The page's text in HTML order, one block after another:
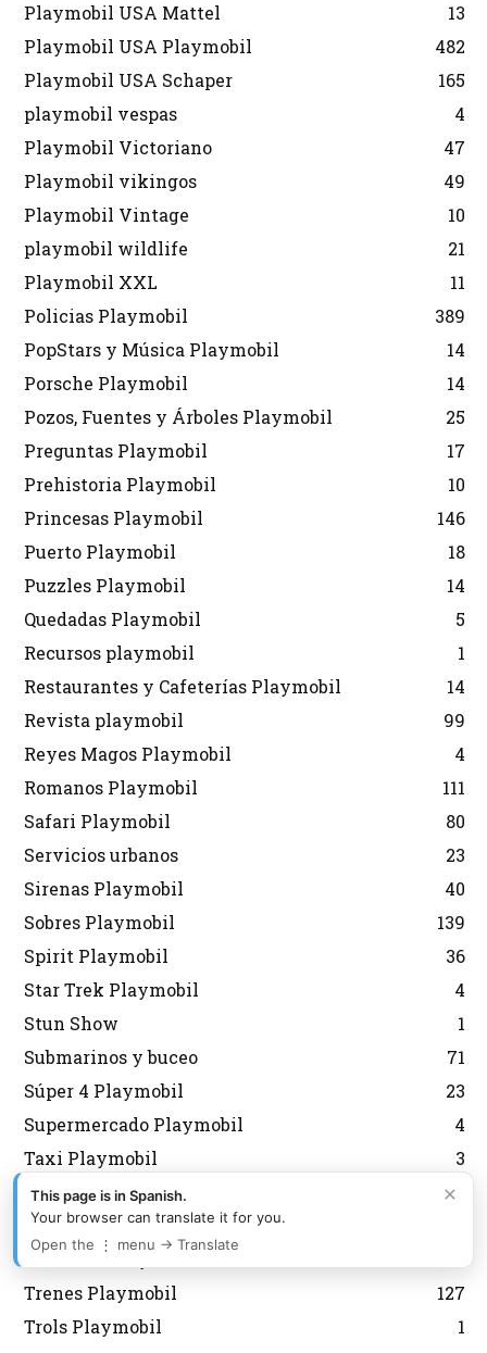
Playmobil USA Mattel
13
Playmobil USA Playmobil
482
Playmobil USA Schaper
165
playmobil vespas
4
Playmobil Victoriano
47
Playmobil vikingos
49
Playmobil Vintage
10
playmobil wildlife
21
Playmobil XXL
11
Policias Playmobil
389
PopStars y Música Playmobil
14
Porsche Playmobil
14
Pozos, Fuentes y Árboles Playmobil
25
Preguntas Playmobil
17
Prehistoria Playmobil
10
Princesas Playmobil
146
Puerto Playmobil
18
Puzzles Playmobil
14
Quedadas Playmobil
5
Recursos playmobil
1
Restaurantes y Cafeterías Playmobil
14
Revista playmobil
99
Reyes Magos Playmobil
4
Romanos Playmobil
111
Safari Playmobil
80
Servicios urbanos
23
Sirenas Playmobil
40
Sobres Playmobil
139
Spirit Playmobil
36
Star Trek Playmobil
4
Stun Show
1
Submarinos y buceo
71
Súper 4 Playmobil
23
Supermercado Playmobil
4
Taxi Playmobil
3
The Explorers
Tiendas Playmobil
Tractores Playmobil
Trenes Playmobil
127
Trols Playmobil
1
×
This page is in Spanish.
Your browser can translate it for you.
Open the ⋮ menu → Translate